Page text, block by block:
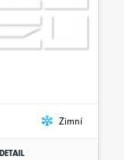
Zimní
DETAIL